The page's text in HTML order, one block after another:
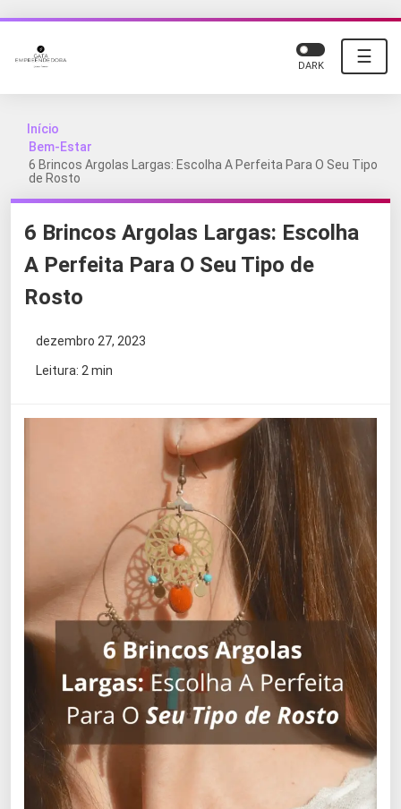
☰
DARK
Início
Bem-Estar
6 Brincos Argolas Largas: Escolha A Perfeita Para O Seu Tipo
de Rosto
6 Brincos Argolas Largas: Escolha
A Perfeita Para O Seu Tipo de
Rosto
dezembro 27, 2023
Leitura: 2 min